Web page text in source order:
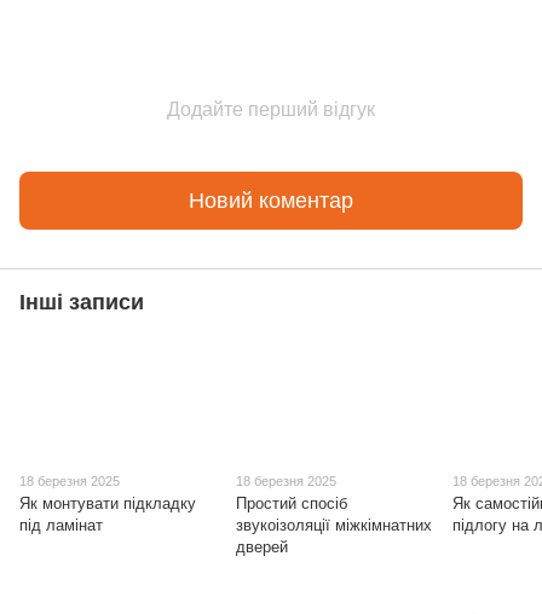
Додайте перший відгук
Новий коментар
Інші записи
18 березня 2025
Як монтувати підкладку
під ламінат
18 березня 2025
Простий спосіб
звукоізоляції міжкімнатних
дверей
18 березня
Як
підлогу на